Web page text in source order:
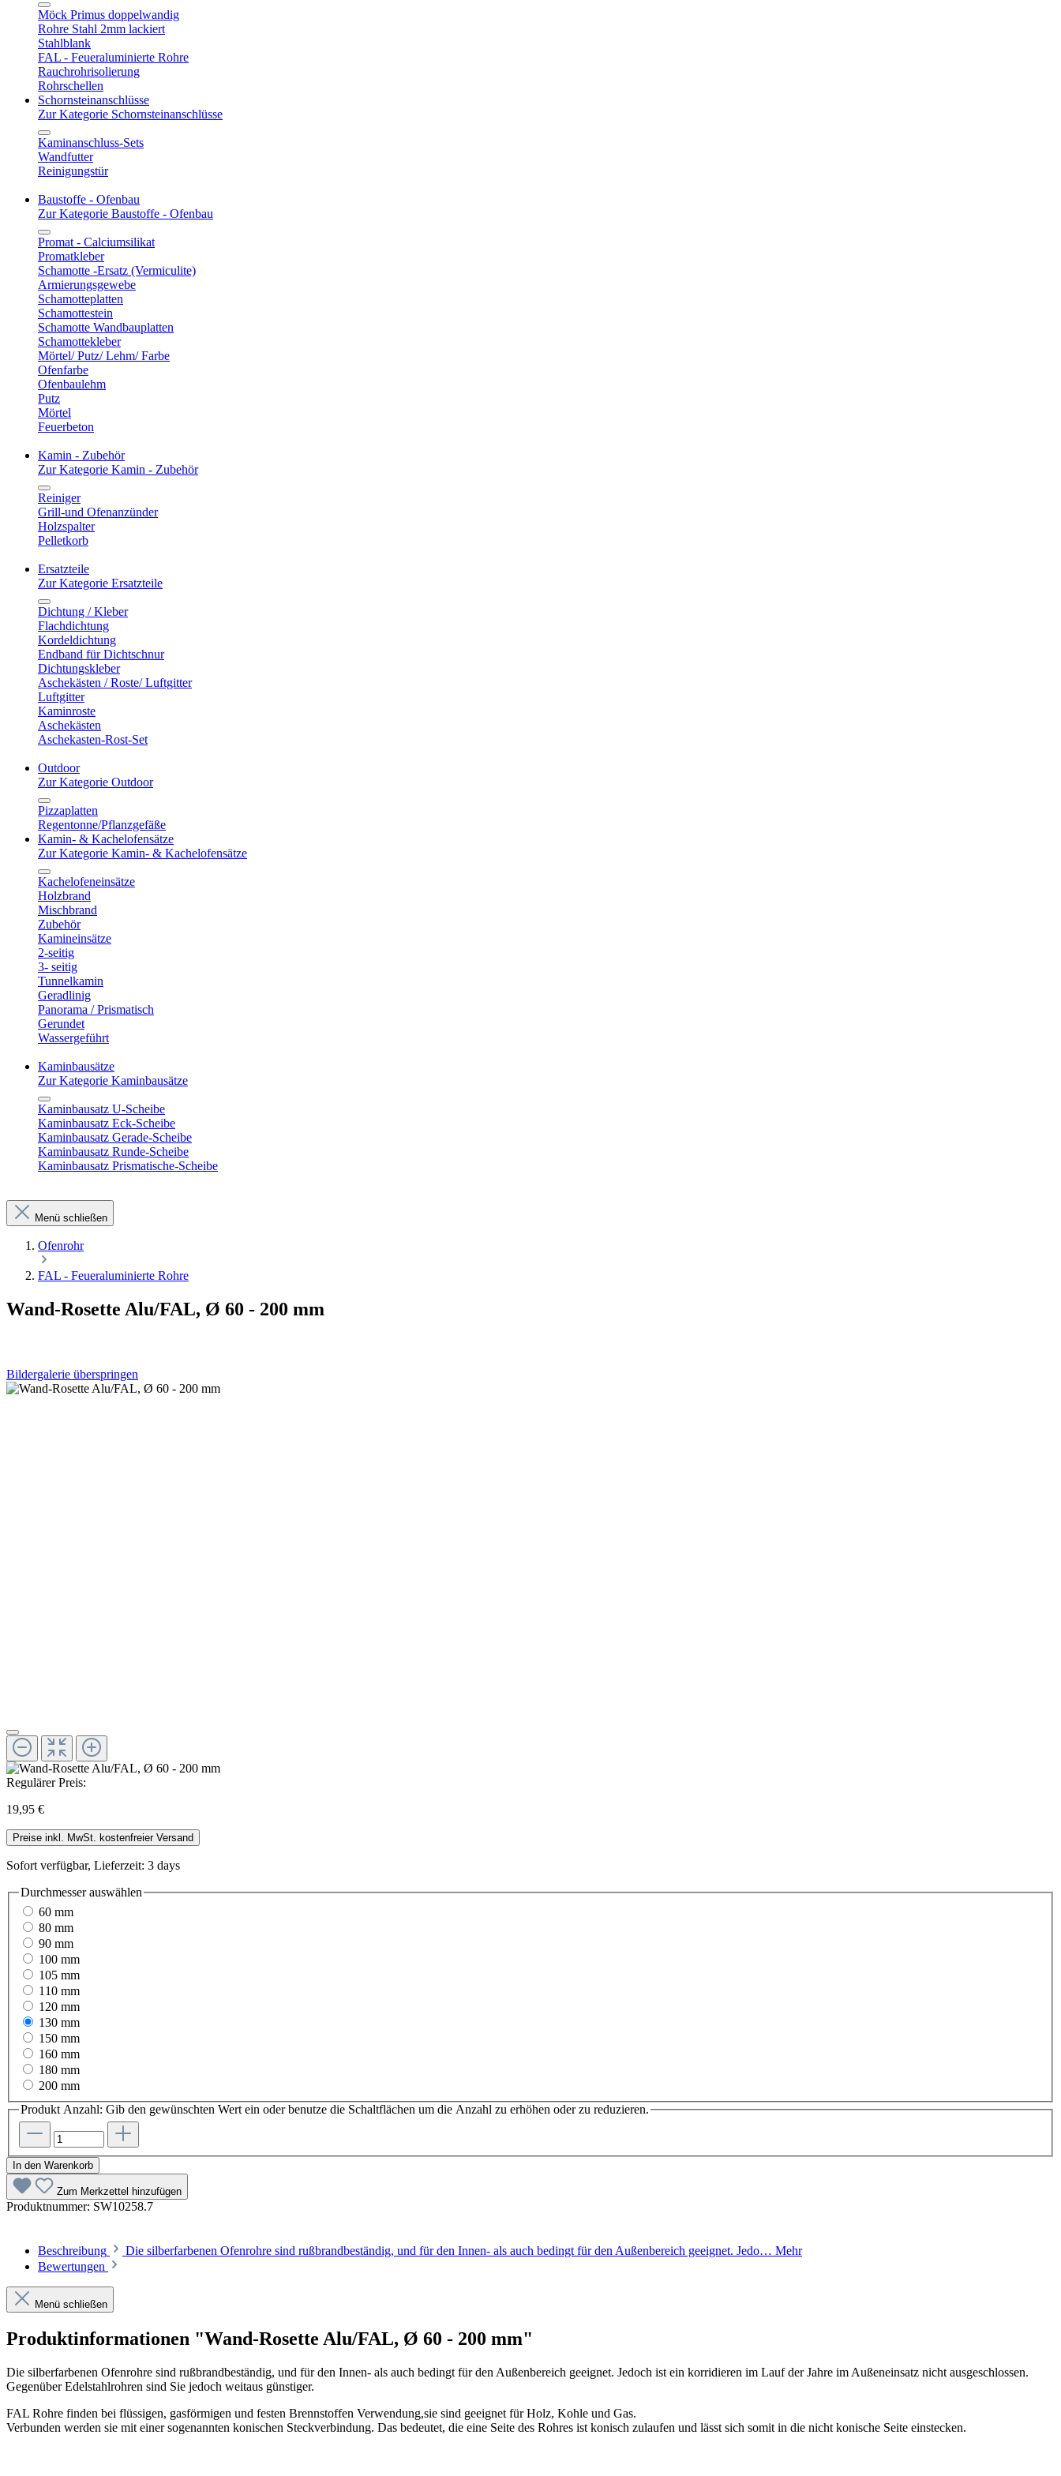
Möck Primus doppelwandig
Rohre Stahl 2mm lackiert
Stahlblank
FAL - Feueraluminierte Rohre
Rauchrohrisolierung
Rohrschellen
Schornsteinanschlüsse
Zur Kategorie Schornsteinanschlüsse
Kaminanschluss-Sets
Wandfutter
Reinigungstür
Baustoffe - Ofenbau
Zur Kategorie Baustoffe - Ofenbau
Promat - Calciumsilikat
Promatkleber
Schamotte -Ersatz (Vermiculite)
Armierungsgewebe
Schamotteplatten
Schamottestein
Schamotte Wandbauplatten
Schamottekleber
Mörtel/ Putz/ Lehm/ Farbe
Ofenfarbe
Ofenbaulehm
Putz
Mörtel
Feuerbeton
Kamin - Zubehör
Zur Kategorie Kamin - Zubehör
Reiniger
Grill-und Ofenanzünder
Holzspalter
Pelletkorb
Ersatzteile
Zur Kategorie Ersatzteile
Dichtung / Kleber
Flachdichtung
Kordeldichtung
Endband für Dichtschnur
Dichtungskleber
Aschekästen / Roste/ Luftgitter
Luftgitter
Kaminroste
Aschekästen
Aschekasten-Rost-Set
Outdoor
Zur Kategorie Outdoor
Pizzaplatten
Regentonne/Pflanzgefäße
Kamin- & Kachelofensätze
Zur Kategorie Kamin- & Kachelofensätze
Kachelofeneinsätze
Holzbrand
Mischbrand
Zubehör
Kamineinsätze
2-seitig
3- seitig
Tunnelkamin
Geradlinig
Panorama / Prismatisch
Gerundet
Wassergeführt
Kaminbausätze
Zur Kategorie Kaminbausätze
Kaminbausatz U-Scheibe
Kaminbausatz Eck-Scheibe
Kaminbausatz Gerade-Scheibe
Kaminbausatz Runde-Scheibe
Kaminbausatz Prismatische-Scheibe
Menü schließen
Ofenrohr
FAL - Feueraluminierte Rohre
Wand-Rosette Alu/FAL, Ø 60 - 200 mm
Bildergalerie überspringen
Regulärer Preis:
19,95 €
Preise inkl. MwSt. kostenfreier Versand
Sofort verfügbar, Lieferzeit: 3 days
Durchmesserauswählen
60 mm
80 mm
90 mm
100 mm
105 mm
110 mm
120 mm
130 mm
150 mm
160 mm
180 mm
200 mm
Produkt Anzahl: Gib den gewünschten Wert ein oder benutze die Schaltflächen um die Anzahl zu erhöhen oder zu reduzieren.
In den Warenkorb
Zum Merkzettel hinzufügen
Produktnummer: SW10258.7
Beschreibung Die silberfarbenen Ofenrohre sind rußbrandbeständig, und für den Innen- als auch bedingt für den Außenbereich geeignet. Jedo… Mehr
Bewertungen
Menü schließen
Produktinformationen "Wand-Rosette Alu/FAL, Ø 60 - 200 mm"
Die silberfarbenen Ofenrohre sind rußbrandbeständig, und für den Innen- als auch bedingt für den Außenbereich geeignet. Jedoch ist ein korridieren im Lauf der Jahre im Außeneinsatz nicht ausgeschlossen.
Gegenüber Edelstahlrohren sind Sie jedoch weitaus günstiger.
FAL Rohre finden bei flüssigen, gasförmigen und festen Brennstoffen Verwendung,sie sind geeignet für Holz, Kohle und Gas.
Verbunden werden sie mit einer sogenannten konischen Steckverbindung. Das bedeutet, die eine Seite des Rohres ist konisch zulaufen und lässt sich somit in die nicht konische Seite einstecken.